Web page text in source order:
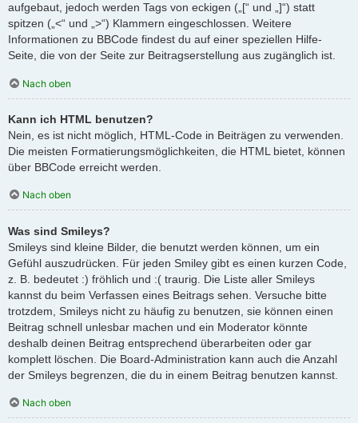
aufgebaut, jedoch werden Tags von eckigen („[“ und „]“) statt
spitzen („<“ und „>“) Klammern eingeschlossen. Weitere
Informationen zu BBCode findest du auf einer speziellen Hilfe-
Seite, die von der Seite zur Beitragserstellung aus zugänglich ist.
Nach oben
Kann ich HTML benutzen?
Nein, es ist nicht möglich, HTML-Code in Beiträgen zu verwenden.
Die meisten Formatierungsmöglichkeiten, die HTML bietet, können
über BBCode erreicht werden.
Nach oben
Was sind Smileys?
Smileys sind kleine Bilder, die benutzt werden können, um ein
Gefühl auszudrücken. Für jeden Smiley gibt es einen kurzen Code,
z. B. bedeutet :) fröhlich und :( traurig. Die Liste aller Smileys
kannst du beim Verfassen eines Beitrags sehen. Versuche bitte
trotzdem, Smileys nicht zu häufig zu benutzen, sie können einen
Beitrag schnell unlesbar machen und ein Moderator könnte
deshalb deinen Beitrag entsprechend überarbeiten oder gar
komplett löschen. Die Board-Administration kann auch die Anzahl
der Smileys begrenzen, die du in einem Beitrag benutzen kannst.
Nach oben